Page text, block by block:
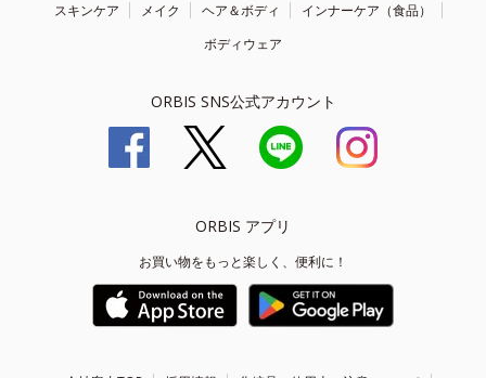
スキンケア メイク ヘア＆ボディ
インナーケア（食品）
ボディウェア
ORBIS SNS公式アカウント
ORBIS アプリ
お買い物をもっと楽しく、便利に！